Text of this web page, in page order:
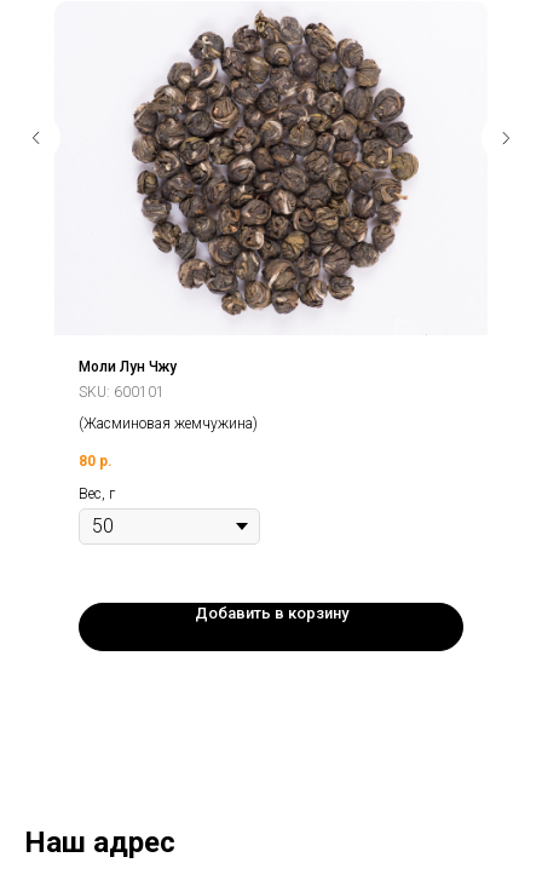
Моли Лун Чжу
SKU: 600101
(Жасминовая жемчужина)
80 р.
Вес, г
Добавить в корзину
Наш адрес